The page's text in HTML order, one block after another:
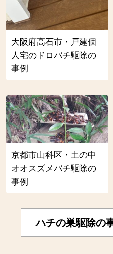
大阪府高石市・戸建個
人宅のドロバチ駆除の
事例
京都市山科区・土の中
オオスズメバチ駆除の
事例
ハチの巣駆除の